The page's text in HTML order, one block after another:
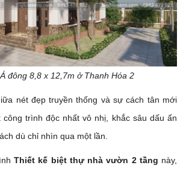
đông 8,8 x 12,7m ở Thanh Hóa 2
nét đẹp truyền thống và sự cách tân mới
trình độc nhất vô nhị, khắc sâu dấu ấn
dù chỉ nhìn qua một lần.
Thiết kế biệt thự nhà vườn 2 tầng này,